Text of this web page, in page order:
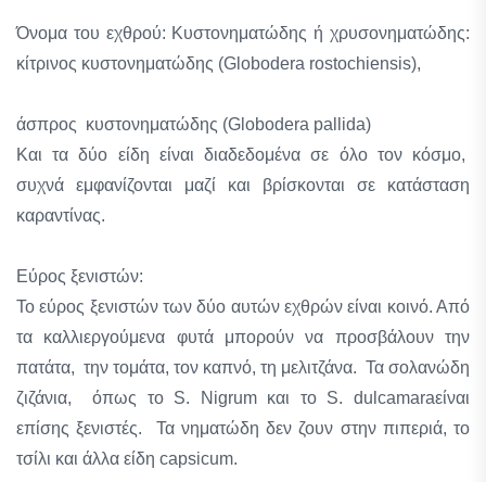
Όνομα του εχθρού: Κυστονηματώδης ή χρυσονηματώδης:
κίτρινος κυστονηματώδης (Globodera rostochiensis),
άσπρος κυστονηματώδης (Globodera pallida)
Και τα δύο είδη είναι διαδεδομένα σε όλο τον κόσμο,
συχνά εμφανίζονται μαζί και βρίσκονται σε κατάσταση
καραντίνας.
Εύρος ξενιστών:
Το εύρος ξενιστών των δύο αυτών εχθρών είναι κοινό. Από
τα καλλιεργούμενα φυτά μπορούν να προσβάλουν την
πατάτα, την τομάτα, τον καπνό, τη μελιτζάνα. Τα σολανώδη
ζιζάνια, όπως το S. Nigrum και το S. dulcamaraείναι
επίσης ξενιστές. Τα νηματώδη δεν ζουν στην πιπεριά, το
τσίλι και άλλα είδη capsicum.